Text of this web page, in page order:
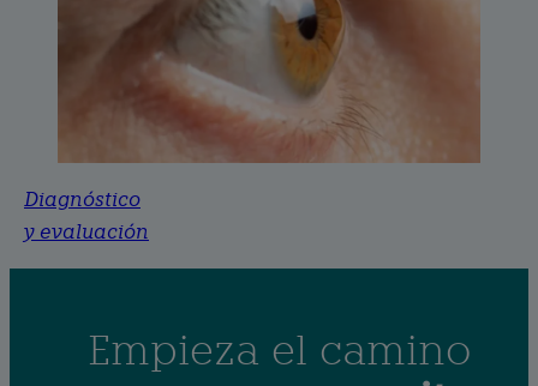
Diagnóstico
y evaluación
Empieza el camino